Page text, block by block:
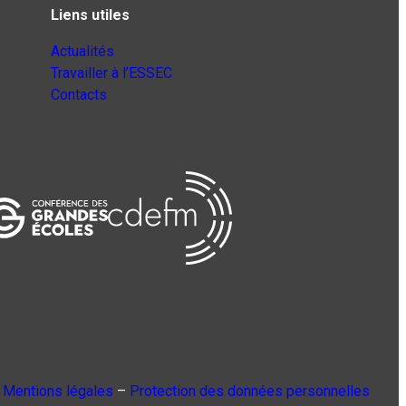
Liens utiles
Actualités
Travailler à l’ESSEC
Contacts
Mentions légales – Protection des données personnelles